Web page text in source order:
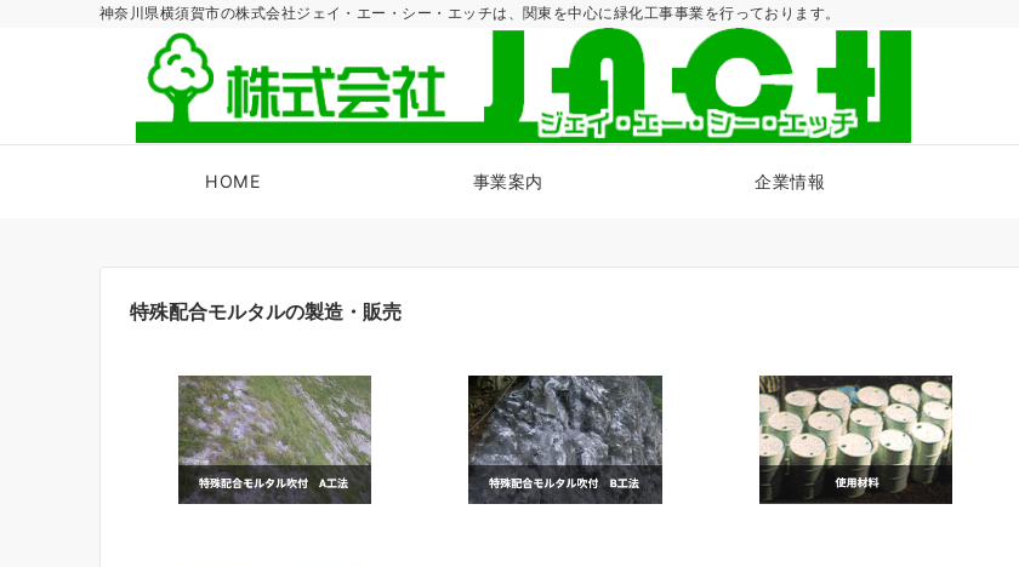
神奈川県横須賀市の株式会社ジェイ・エー・シー・エッチは、関東を中心に緑化工事事業を行っております。
HOME 事業案内 企業情報
特殊配合モルタルの製造・販売